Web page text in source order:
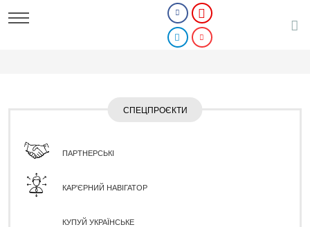
СПЕЦПРОЄКТИ
ПАРТНЕРСЬКІ
КАР'ЄРНИЙ НАВІГАТОР
КУПУЙ УКРАЇНСЬКЕ